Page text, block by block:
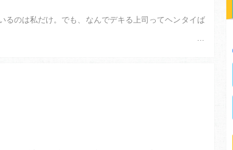
のは私だけ。でも、なんでデキる上司ってヘンタイば